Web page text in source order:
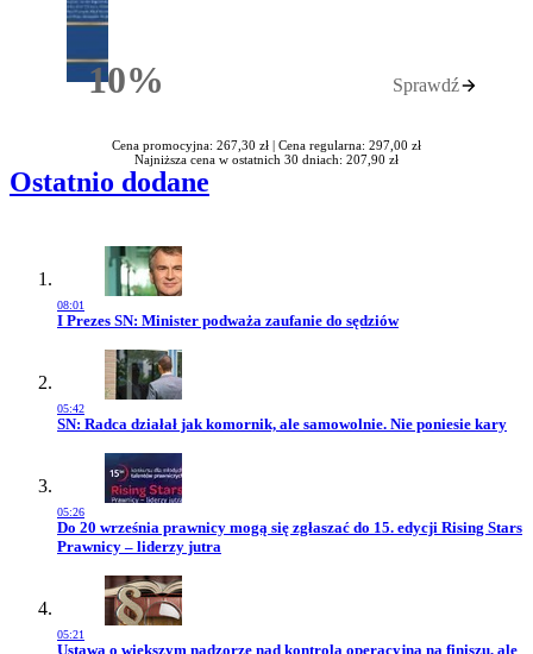
10%Rabatu Sprawdź
Cena promocyjna: 267,30 zł | Cena regularna: 297,00 zł
Najniższa cena w ostatnich 30 dniach: 207,90 zł
Ostatnio dodane
08:01
Przejdź do artykułu:
I Prezes SN: Minister podważa zaufanie do sędziów
05:42
Przejdź do artykułu:
SN: Radca działał jak komornik, ale samowolnie. Nie poniesie kary
05:26
Przejdź do artykułu:
Do 20 września prawnicy mogą się zgłaszać do 15. edycji Rising Stars
Prawnicy – liderzy jutra
05:21
Przejdź do artykułu:
Ustawa o większym nadzorze nad kontrolą operacyjną na finiszu, ale